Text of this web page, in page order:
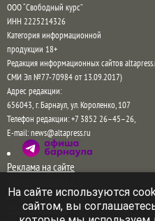
ООО “Свободный курс”
ИНН 2225214326
Категория информационной
продукции 18+
Редакция информационных сайтов
СМИ Эл №77-70984 от 13.09.2017)
Адрес редакции:
656043,г. Барнаул,ул. Короленко, 107
Телефон редакции:+7 3852 26–45–26,
E-mail:news@altapress.ru
Реклама на сайте
Прайс на рекламу на сайте и в
Обратная связь
На сайте используются
сайтом, вы